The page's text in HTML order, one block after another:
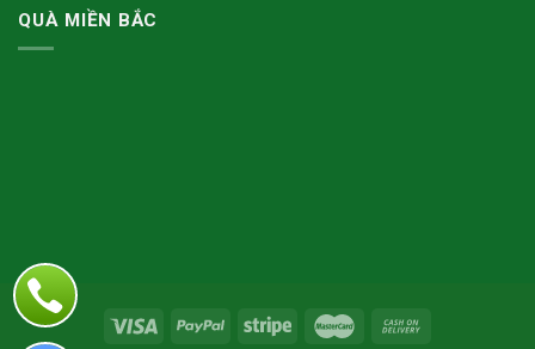
QUÀ MIỀN BẮC